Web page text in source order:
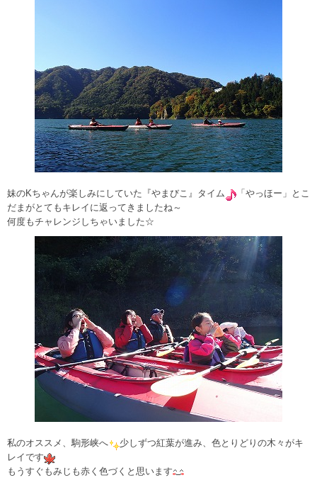
妹のKちゃんが楽しみにしていた『やまびこ』タイム
「やっほー」とこ
だまがとてもキレイに返ってきましたね～
何度もチャレンジしちゃいました☆
私のオススメ、駒形峡へ
少しずつ紅葉が進み、色とりどりの木々がキ
レイです
もうすぐもみじも赤く色づくと思います